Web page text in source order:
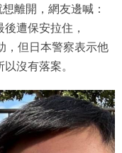
離開，網友邊喊：
遭保安拉住，
，但日本警察表示他
沒有落案。